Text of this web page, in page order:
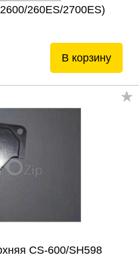
260ES/2700ES)
В корзину
CS-600/SH598